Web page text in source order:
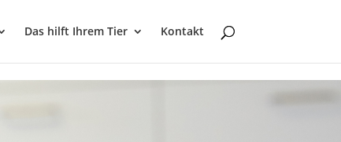
Das hilft Ihrem Tier Kontakt